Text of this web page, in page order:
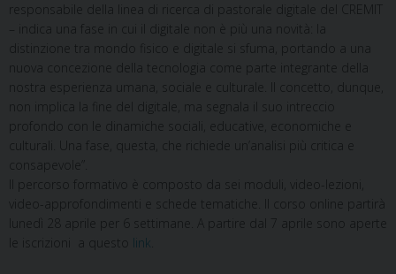
responsabile della linea di ricerca di pastorale digitale del CREMIT
– indica una fase in cui il digitale non è più una novità: la
distinzione tra mondo fisico e digitale si sfuma, portando a una
nuova concezione della tecnologia come parte integrante della
nostra esperienza umana, sociale e culturale. Il concetto, dunque,
non implica la fine del digitale, ma segnala il suo intreccio
profondo con le dinamiche sociali, educative, economiche e
culturali. Una fase, questa, che richiede un’analisi più critica e
consapevole”.
Il percorso formativo è composto da sei moduli, video-lezioni,
video-approfondimenti e schede tematiche. Il corso online partirà
lunedì 28 aprile per 6 settimane. A partire dal 7 aprile sono aperte
le iscrizioni a questo link